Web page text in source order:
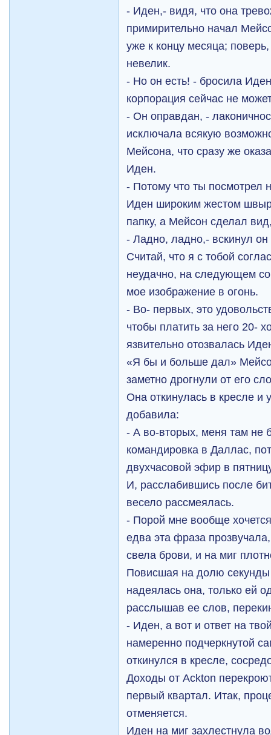
- Иден,- видя, что она
примирительно начал
уже к концу месяца;
невелик.
- Но он есть! - бросила
корпорация сейчас не
- Он оправдан, -
исключала всякую
Мейсона, что сразу же
Иден.
- Потому что ты посмотрел
Иден широким жестом
папку, а Мейсон сделал
- Ладно, ладно,- вскинул
Считай, что я с тобой
неудачно, на следующем
мое изображение в огонь.
- Во- первых, это
чтобы платить за него 20-
язвительно отозвалась
«Я бы и больше дал»
заметно дрогнули от его
Она откинулась в кресле и
добавила:
- А во-вторых, меня там не
командировка в Даллас,
двухчасовой эфир в
И, расслабившись после
весело рассмеялась.
- Порой мне вообще
едва эта фраза
свела брови, и на миг
Повисшая на долю
надеялась она, только ей
расслышав ее слов,
- Иден, а вот и ответ на
намеренно подчеркнутой
откинулся в кресле,
Доходы от Ackton
первый квартал. Итак,
отменяется.
Иден на миг захлестнула